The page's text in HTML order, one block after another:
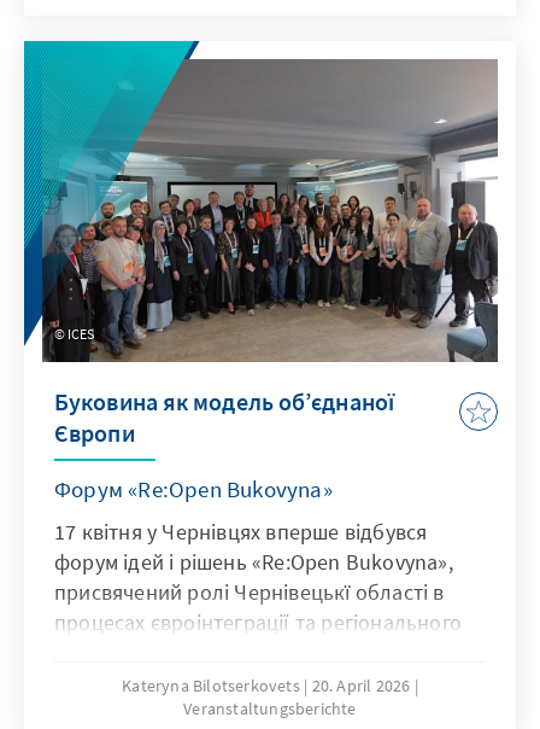
Zukunft der Ukraine, gesellschaftliche
Herausforderungen und die Rolle der Jugend
in Zeiten des Wandels zu diskutieren.
ICES
Буковина як модель об’єднаної
Європи
Форум «Re:Open Bukovyna»
17 квітня у Чернівцях вперше відбувся
форум ідей і рішень «Re:Open Bukovyna»,
присвячений ролі Чернівецькї області в
процесах євроінтеграції та регіонального
учасниць. Захід став логічним
продовженням формату відомого форуму
Kateryna Bilotserkovets 20. April 2026
Veranstaltungsberichte